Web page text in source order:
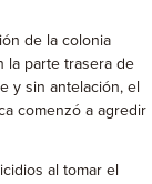
de la colonia
la parte trasera de
y sin antelación, el
comenzó a agredir
al tomar el